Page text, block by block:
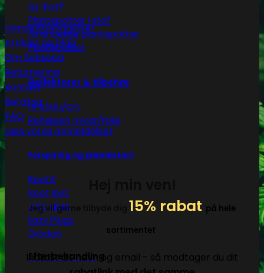
Air-Pot®
Plantepotter i stof
Almindelige plantepotter
Plastikbakker
Reflektorer & tilbehør
HPS/MH/CFL
Refleksivt mylar/folie
Forspiring og plantestart
Root!t
Root Riot
Jiffy disks
Eazy Plugs
Grodan
Efterbehandling
Handelsbetingelser
Artikler og blog
Om Subseed
Returnering
Kontakt
Betaling
FAQ
Læs vores anmeldelser
Jeg vil gerne tilbyde dig 15% rabat på hele
sortimentet
Indtast dit navn og email - så modtager du dit